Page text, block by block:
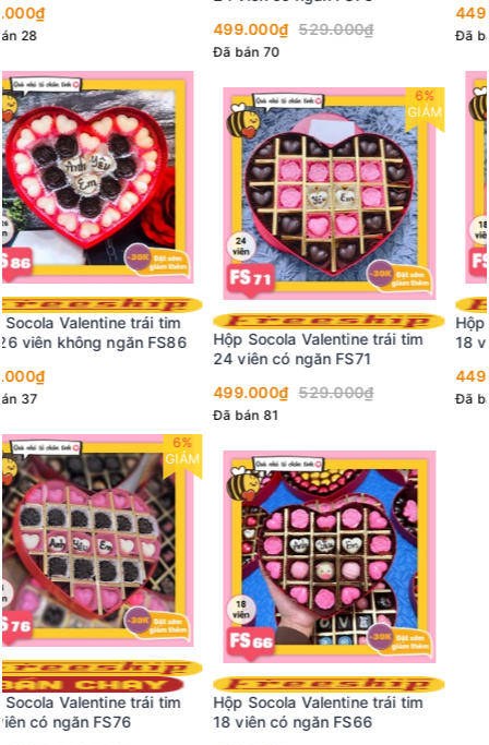
499.000₫
GIẢM
Hộp Socola Valentine trái tim
499.000₫
Hộp Socola Valentine trái tim
18 viên có ngăn FS66
Đã bán 51
Hộp Socola Valentine trái tim
18 viên có ngăn FS62
Đã bán 58